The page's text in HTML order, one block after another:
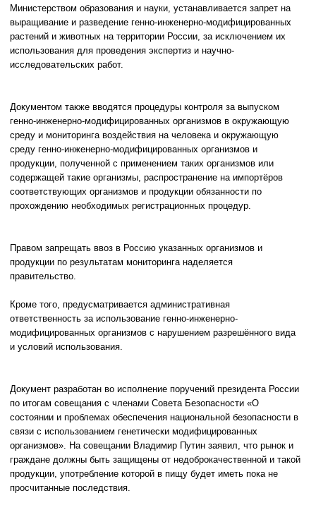
Министерством образования и науки, устанавливается запрет на
выращивание и разведение генно-инженерно-модифицированных
растений и животных на территории России, за исключением их
использования для проведения экспертиз и научно-
исследовательских работ.
Документом также вводятся процедуры контроля за выпуском
генно-инженерно-модифицированных организмов в окружающую
среду и мониторинга воздействия на человека и окружающую
среду генно-инженерно-модифицированных организмов и
продукции, полученной с применением таких организмов или
содержащей такие организмы, распространение на импортёров
соответствующих организмов и продукции обязанности по
прохождению необходимых регистрационных процедур.
Правом запрещать ввоз в Россию указанных организмов и
продукции по результатам мониторинга наделяется
правительство.
Кроме того, предусматривается административная
ответственность за использование генно-инженерно-
модифицированных организмов с нарушением разрешённого вида
и условий использования.
Документ разработан во исполнение поручений президента России
по итогам совещания с членами Совета Безопасности «О
состоянии и проблемах обеспечения национальной безопасности в
связи с использованием генетически модифицированных
организмов». На совещании Владимир Путин заявил, что рынок и
граждане должны быть защищены от недоброкачественной и такой
продукции, употребление которой в пищу будет иметь пока не
просчитанные последствия.